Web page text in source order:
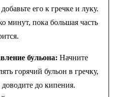
его к гречке и луку.
минут, пока большая часть
бульона: Начните
горячий бульон в гречку,
до кипения.